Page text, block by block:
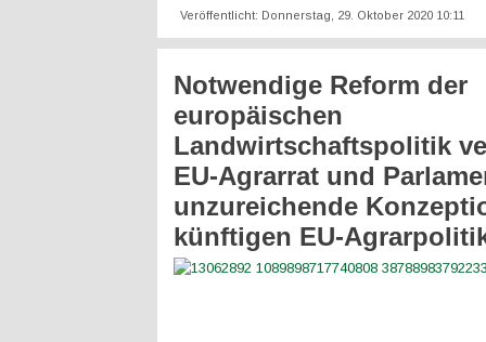
Veröffentlicht: Donnerstag, 29. Oktober 2020 10:11
Notwendige Reform der
europäischen
Landwirtschaftspolitik
EU-Agrarrat und
unzureichende
künftigen EU-